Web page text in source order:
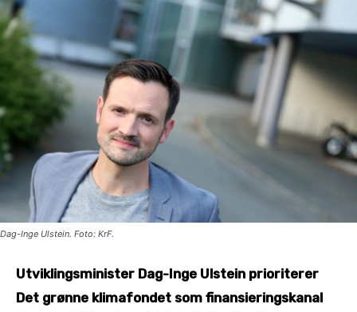
Dag-Inge Ulstein. Foto: KrF.
Utviklingsminister Dag-Inge Ulstein prioriterer
Det grønne klimafondet som finansieringskanal